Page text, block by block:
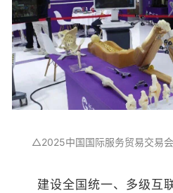
△2025中国国际服务贸易交易会
建设全国统一、多级互联